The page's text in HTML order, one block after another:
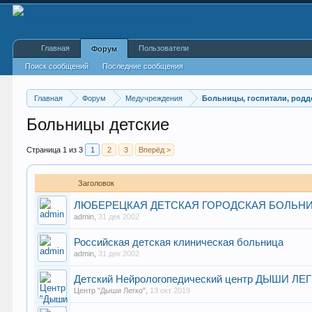
Главная Форум Медучреждения Больницы, госпитали,
Больницы детские
Страница 1 из 3 1 2 3 Вперёд >
Заголовок
ЛЮБЕРЕЦКАЯ ДЕТСКАЯ ГОРОДСКАЯ
admin 31 дек 2002
Российская детская клиническая больница
admin 31 дек 2002
Детский Нейрологопедический центр ДЫШИ
Центр "Дыши Легко" 13 окт 2019
Главная Форум
Поиск сообщений Последние сообщения
Пользователи